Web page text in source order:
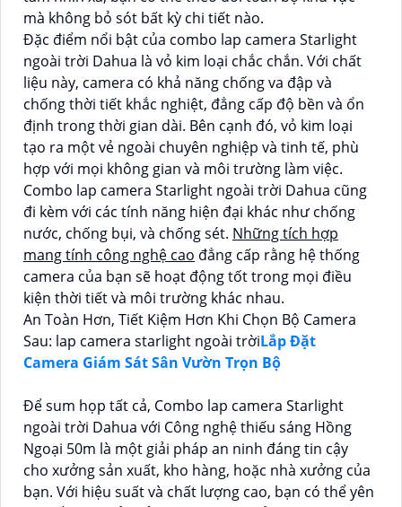
mà không bỏ sót bất kỳ chi tiết nào.
Đặc điểm nổi bật của combo lap camera Starlight
ngoài trời Dahua là vỏ kim loại chắc chắn. Với chất
liệu này, camera có khả năng chống va đập và
chống thời tiết khắc nghiệt, đẳng cấp độ bền và ổn
định trong thời gian dài. Bên cạnh đó, vỏ kim loại
tạo ra một vẻ ngoài chuyên nghiệp và tinh tế, phù
hợp với mọi không gian và môi trường làm việc.
Combo lap camera Starlight ngoài trời Dahua cũng
đi kèm với các tính năng hiện đại khác như chống
nước, chống bụi, và chống sét. Những tích hợp
mang tính công nghệ cao đẳng cấp rằng hệ thống
camera của bạn sẽ hoạt động tốt trong mọi điều
kiện thời tiết và môi trường khác nhau.
An Toàn Hơn, Tiết Kiệm Hơn Khi Chọn Bộ Camera
Sau: lap camera starlight ngoài trờiLắp Đặt
Camera Giám Sát Sân Vườn Trọn Bộ
Để sum họp tất cả, Combo lap camera Starlight
ngoài trời Dahua với Công nghệ thiếu sáng Hồng
Ngoại 50m là một giải pháp an ninh đáng tin cậy
cho xưởng sản xuất, kho hàng, hoặc nhà xưởng của
bạn. Với hiệu suất và chất lượng cao, bạn có thể yên